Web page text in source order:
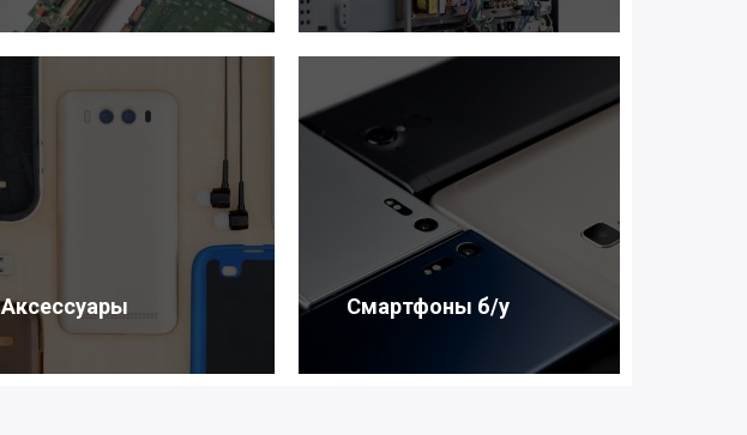
Аксессуары Смартфоны б/у